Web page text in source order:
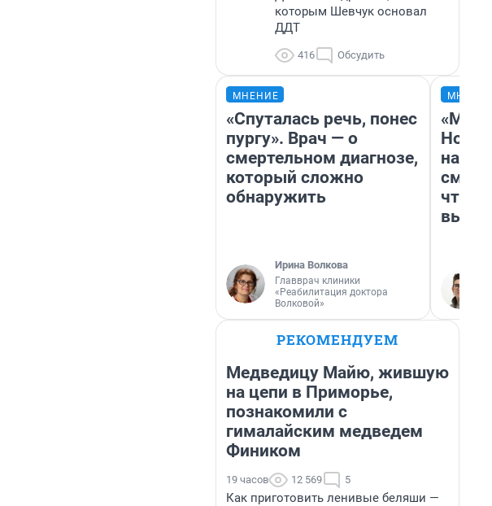
которым Шевчук основал
ДДТ
416 Обсудить
МНЕНИЕ
«Спуталась речь, понес
пургу». Врач — о
смертельном диагнозе,
который сложно
обнаружить
Ирина Волкова
Главврач клиники
«Реабилитация доктора
Волковой»
«Мы
РЕКОМЕНДУЕМ
Медведицу Майю, жившую
на цепи в Приморье,
познакомили с
гималайским медведем
Фиником
19 часов 12 569 5
Как приготовить ленивые беляши —